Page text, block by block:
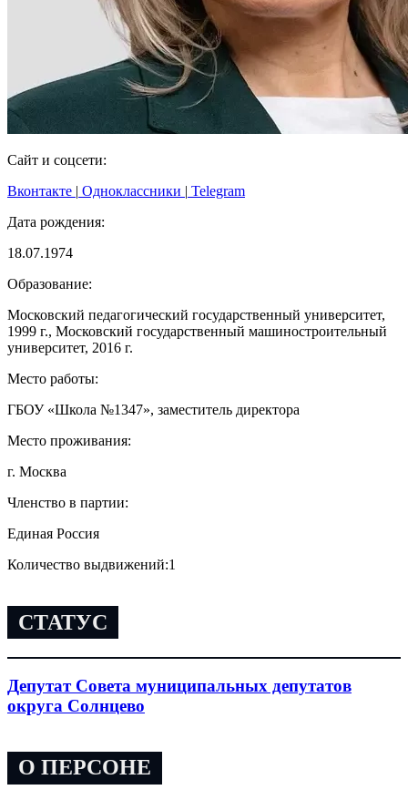
Сайт и соцсети:
Вконтакте | Одноклассники | Telegram
Дата рождения:
18.07.1974
Образование:
Московский педагогический государственный университет,
1999 г., Московский государственный машиностроительный
университет, 2016 г.
Место работы:
ГБОУ «Школа №1347», заместитель директора
Место проживания:
г. Москва
Членство в партии:
Единая Россия
Количество выдвижений:1
СТАТУС
Депутат Совета муниципальных депутатов
округа Солнцево
О ПЕРСОНЕ